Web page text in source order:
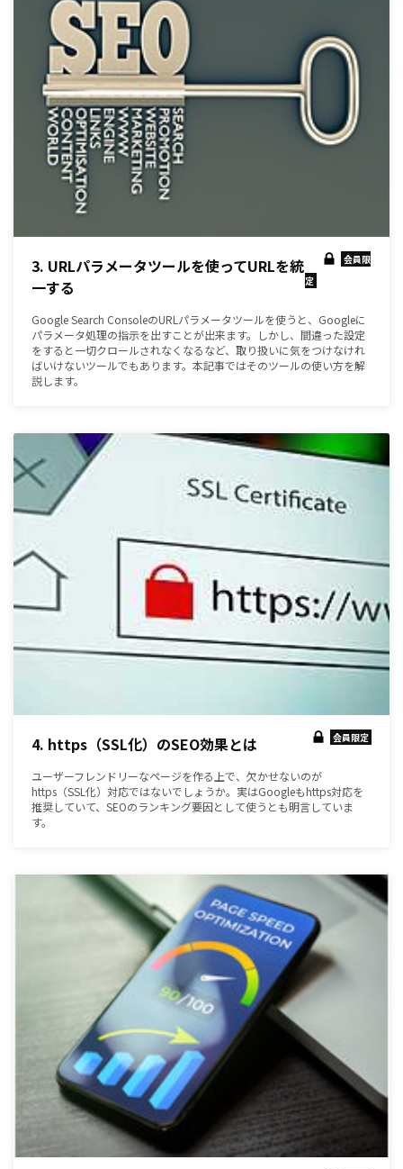
3. URLパラメータツールを使ってURLを統
一する
会員限
定
Google Search ConsoleのURLパラメータツールを使うと、Googleに
パラメータ処理の指示を出すことが出来ます。しかし、間違った設定
をすると一切クロールされなくなるなど、取り扱いに気をつけなけれ
ばいけないツールでもあります。本記事ではそのツールの使い方を解
説します。
4. https（SSL化）のSEO効果とは 会員限定
ユーザーフレンドリーなページを作る上で、欠かせないのが
https（SSL化）対応ではないでしょうか。実はGoogleもhttps対応を
推奨していて、SEOのランキング要因として使うとも明言していま
す。